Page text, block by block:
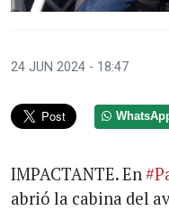
24 JUN 2024 - 18:47
IMPACTANTE. En
abrió la cabina del